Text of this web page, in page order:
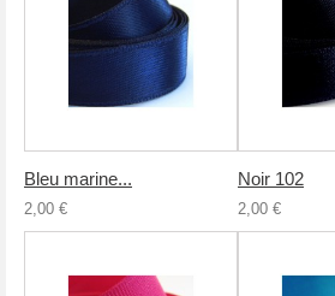
Bleu marine...
2,00 €
Noir 102
2,00 €